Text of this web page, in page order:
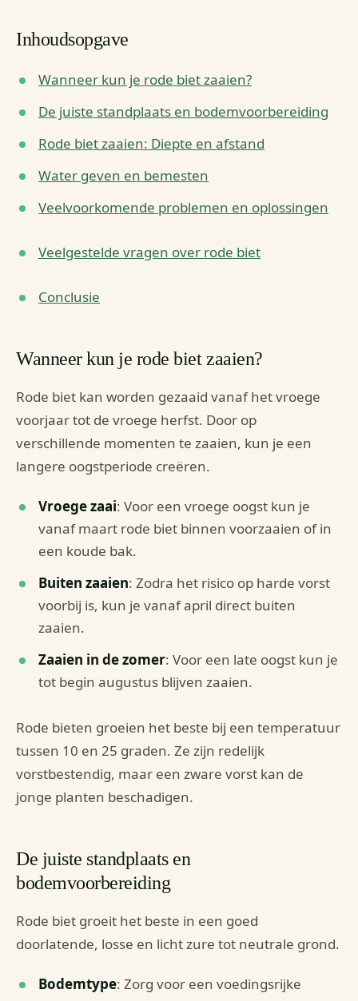
Inhoudsopgave
Wanneer kun je rode biet zaaien?
De juiste standplaats en bodemvoorbereiding
Rode biet zaaien: Diepte en afstand
Water geven en bemesten
Veelvoorkomende problemen en oplossingen
Veelgestelde vragen over rode biet
Conclusie
Wanneer kun je rode biet zaaien?
Rode biet kan worden gezaaid vanaf het vroege
voorjaar tot de vroege herfst. Door op
verschillende momenten te zaaien, kun je een
langere oogstperiode creëren.
Vroege zaai: Voor een vroege oogst kun je
vanaf maart rode biet binnen voorzaaien of in
een koude bak.
Buiten zaaien: Zodra het risico op harde vorst
voorbij is, kun je vanaf april direct buiten
zaaien.
Zaaien in de zomer: Voor een late oogst kun je
tot begin augustus blijven zaaien.
Rode bieten groeien het beste bij een temperatuur
tussen 10 en 25 graden. Ze zijn redelijk
vorstbestendig, maar een zware vorst kan de
jonge planten beschadigen.
De juiste standplaats en
bodemvoorbereiding
Rode biet groeit het beste in een goed
doorlatende, losse en licht zure tot neutrale grond.
Bodemtype: Zorg voor een voedingsrijke